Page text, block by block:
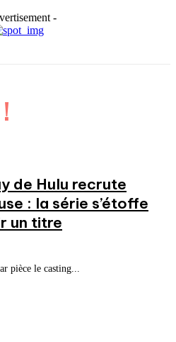
-
de Hulu recrute
: la série s’étoffe
un titre
pièce le casting...